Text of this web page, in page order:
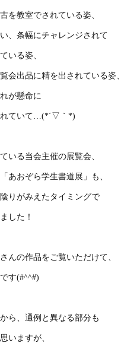
を教室でされている姿、
、条幅にチャレンジされて
いる姿、
会出品に精を出されている姿、
が懸命に
れていて…(*´▽｀*)
いる当会主催の展覧会、
あおぞら学生書道展」も、
りがみえたタイミングで
した！
んの作品をご覧いただけて、
す(#^^#)
ら、通例と異なる部分も
いますが、